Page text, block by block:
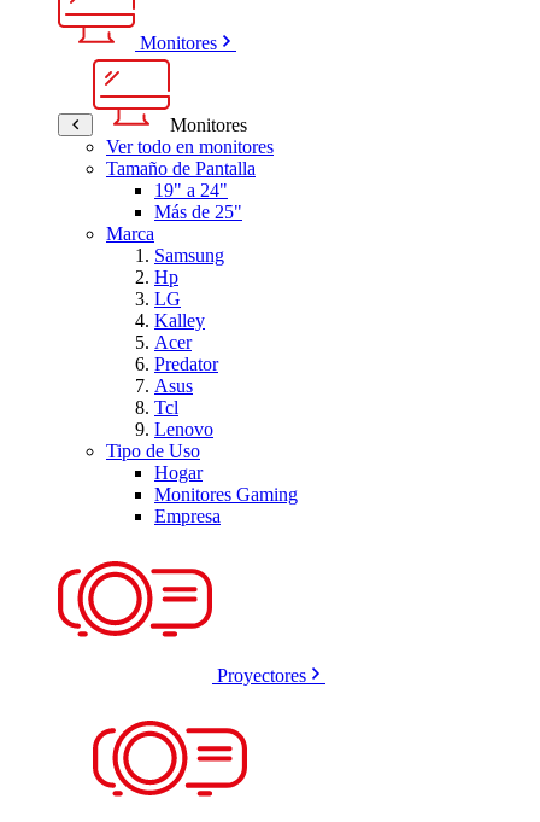
Monitores
Monitores
Ver todo en monitores
Tamaño de Pantalla
19" a 24"
Más de 25"
Marca
Samsung
Hp
LG
Kalley
Acer
Predator
Asus
Tcl
Lenovo
Tipo de Uso
Hogar
Monitores Gaming
Empresa
Proyectores